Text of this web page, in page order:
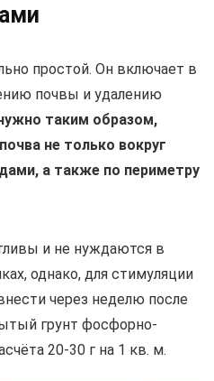
простой. Он включает в
почвы и удалению
таким образом,
не только вокруг
а также по периметру
и не нуждаются в
однако, для стимуляции
через неделю после
грунт фосфорно-
20-30 г на 1 кв. м.